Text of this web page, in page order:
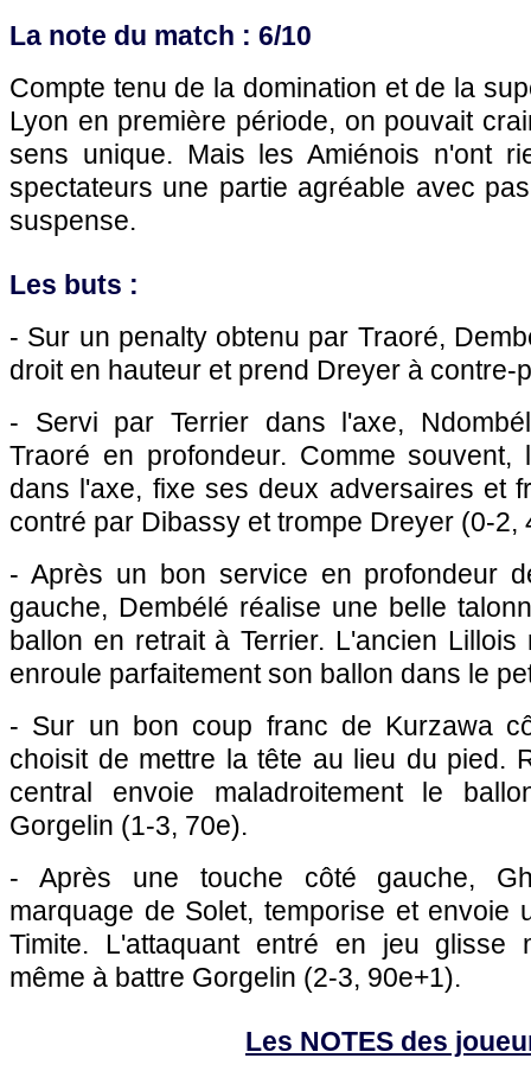
La note du match : 6/10
Compte tenu de la domination et de la
Lyon en première période, on pouvait
sens unique. Mais les Amiénois n'ont
spectateurs une partie agréable avec
suspense.
Les buts :
- Sur un penalty obtenu par Traoré,
droit en hauteur et prend Dreyer à contre-
- Servi par Terrier dans l'axe,
Traoré en profondeur. Comme souvent,
dans l'axe, fixe ses deux adversaires et
contré par Dibassy et trompe Dreyer (0-2,
- Après un bon service en profondeur
gauche, Dembélé réalise une belle
ballon en retrait à Terrier. L'ancien
enroule parfaitement son ballon dans le
- Sur un bon coup franc de Kurzawa
choisit de mettre la tête au lieu du pied.
central envoie maladroitement le
Gorgelin (1-3, 70e).
- Après une touche côté gauche,
marquage de Solet, temporise et envoie
Timite. L'attaquant entré en jeu glisse
même à battre Gorgelin (2-3, 90e+1).
Les NOTES des